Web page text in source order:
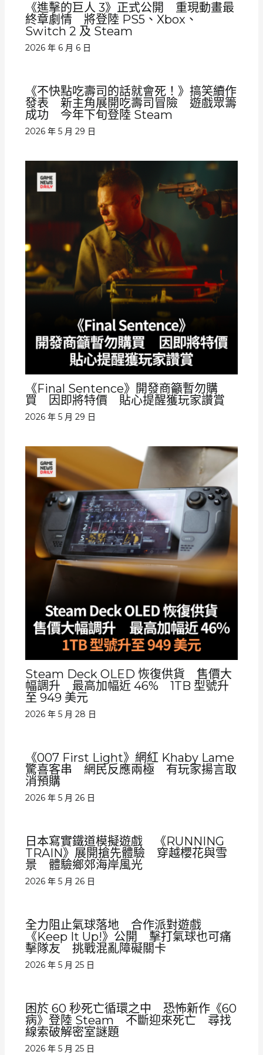
《進擊的巨人 3》正式公開 重現動畫最
終章劇情 將登陸 PS5、Xbox、
Switch 2 及 Steam
2026 年 6 月 6 日
《不快點吃壽司的話就會死！》搞笑續作
發表 新主角展開吃壽司冒險 遊戲眾籌
成功 今年下旬登陸 Steam
2026 年 5 月 29 日
《Final Sentence》開發商籲暫勿購
買 因即將特價 貼心提醒獲玩家讚賞
2026 年 5 月 29 日
Steam Deck OLED 恢復供貨 售價大
幅調升 最高加幅近 46% 1TB 型號升
至 949 美元
2026 年 5 月 28 日
《007 First Light》網紅 Khaby Lame
驚喜客串 網民反應兩極 有玩家揚言取
消預購
2026 年 5 月 26 日
日本寫實鐵道模擬遊戲 《RUNNING
TRAIN》展開搶先體驗 穿越櫻花與雪
景 體驗鄉郊海岸風光
2026 年 5 月 26 日
全力阻止氣球落地 合作派對遊戲
《Keep It Up!》公開 擊打氣球也可痛
擊隊友 挑戰混亂障礙關卡
2026 年 5 月 25 日
困於 60 秒死亡循環之中 恐怖新作《60
病》登陸 Steam 不斷迎來死亡 尋找
線索破解密室謎題
2026 年 5 月 25 日